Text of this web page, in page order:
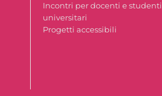
Incontri per docenti e studenti
universitari
Progetti accessibili